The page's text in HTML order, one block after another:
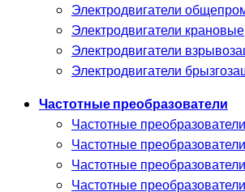
Электродвигатели
Электродвигатели крановые
Электродвигатели
Электродвигатели
Частотные преобразователи
Частотные
Частотные
Частотные
Частотные